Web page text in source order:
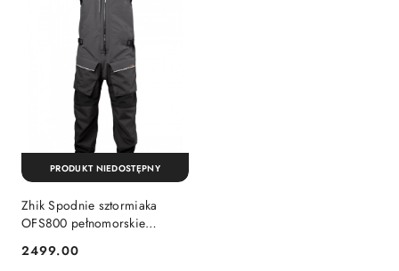
Zhik Spodnie sztormiaka
OFS800 pełnomorskie
Cena:
2499.00
PRODUKT NIEDOSTĘPNY